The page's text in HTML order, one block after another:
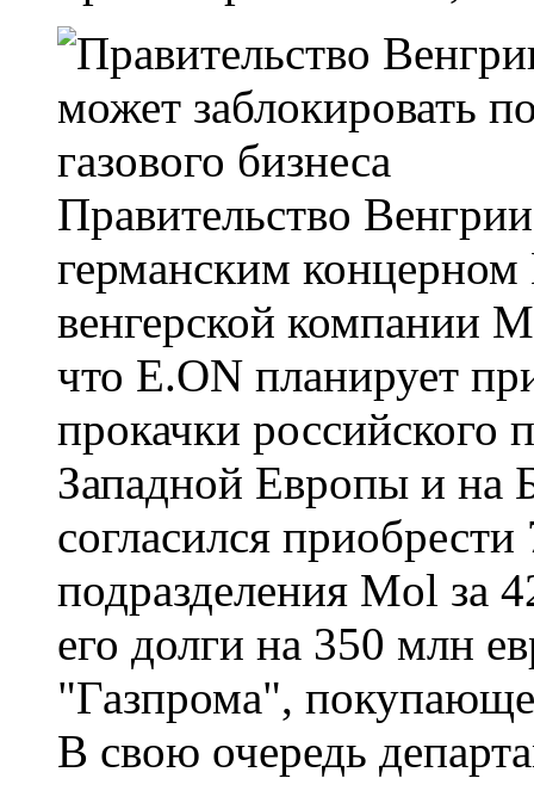
Правительство
германским концерном
венгерской компании
что E.ON планирует
прокачки российского
Западной Европы и на
согласился
подразделения Mol за
его долги на 350 млн
"Газпрома",
В свою очередь